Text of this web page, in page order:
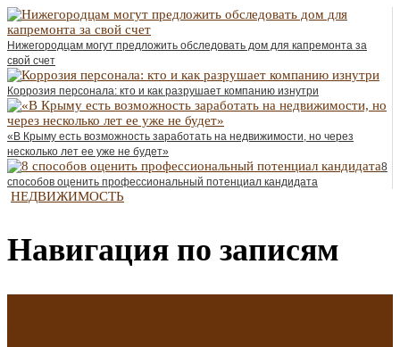
Нижегородцам могут предложить обследовать дом для капремонта за
свой счет
Коррозия персонала: кто и как разрушает компанию изнутри
«В Крыму есть возможность заработать на недвижимости, но через
несколько лет ее уже не будет»
8
способов оценить профессиональный потенциал кандидата
НЕДВИЖИМОСТЬ
Навигация по записям